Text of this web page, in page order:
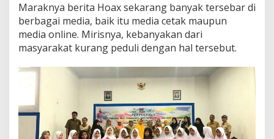
Maraknya berita Hoax sekarang banyak tersebar di
berbagai media, baik itu media cetak maupun
media online. Mirisnya, kebanyakan dari
masyarakat kurang peduli dengan hal tersebut.